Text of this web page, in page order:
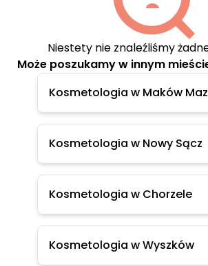
Niestety nie znaleźliśmy
Może poszukamy w innym
Kosmetologia w Maków
Kosmetologia w Nowy Sącz
Kosmetologia w Chorzele
Kosmetologia w Wyszków